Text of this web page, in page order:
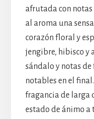
afrutada con
al aroma una
corazón floral y
jengibre, hibisco y
sándalo y notas
notables en el
fragancia de larga
estado de ánimo